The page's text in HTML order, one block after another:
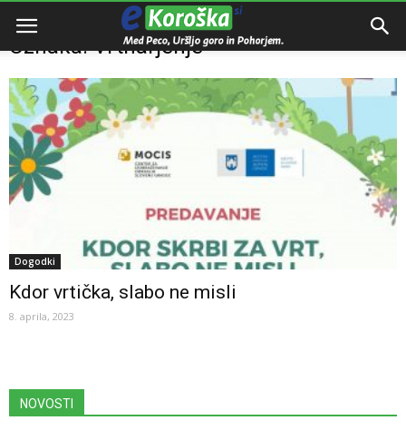
Domov Vrtnarjenje
Oznaka: Vrtnarjenje
Dogodki
Kdor vrtička, slabo ne misli
8. aprila, 2023
NOVOSTI